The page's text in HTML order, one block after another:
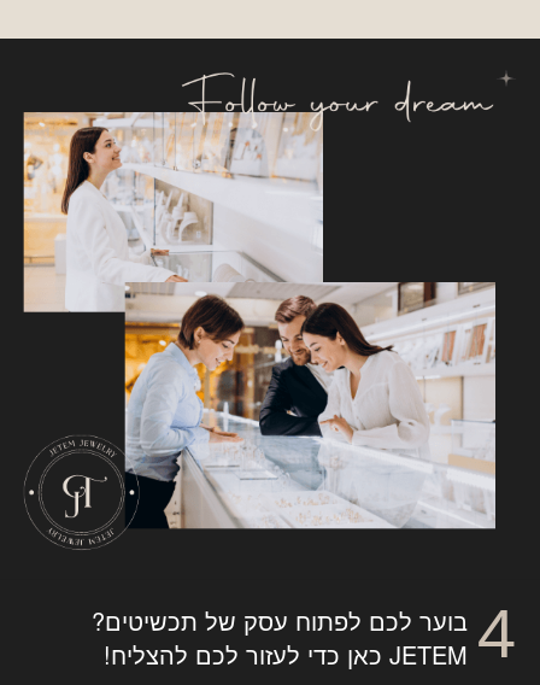
בוער לכם לפתוח עסק של תכשיטים?
JETEM כאן כדי לעזור לכם להצליח!